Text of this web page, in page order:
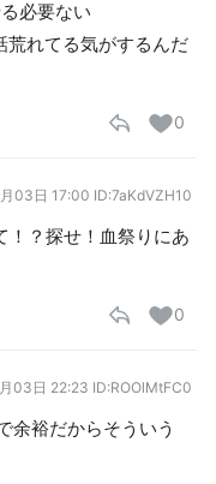
必要ない
荒れてる気がするんだ
0
03日 17:00 ID:7aKdVZH10
！？探せ！血祭りにあ
0
03日 22:23 ID:ROOlMtFC0
余裕だからそういう